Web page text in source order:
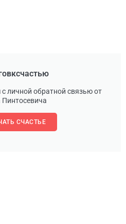
личной обратной связью от
Пинтосевича
СЧАСТЬЕ